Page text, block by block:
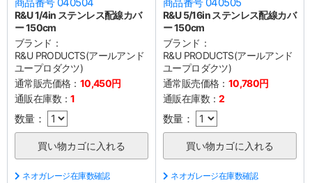
商品番号 040504
R&U 1/4in ステンレス配線カバ
ー 150cm
ブランド：
R&U PRODUCTS(アールアンド
ユープロダクツ)
通常販売価格： 10,450円
通販在庫数：1
数量：
ネオガレージ在庫数確認
商品番号 040505
R&U 5/16in ステンレス配線カバ
ー 150cm
ブランド：
R&U PRODUCTS(アールアンド
ユープロダクツ)
通常販売価格： 10,780円
通販在庫数：2
数量：
ネオガレージ在庫数確認